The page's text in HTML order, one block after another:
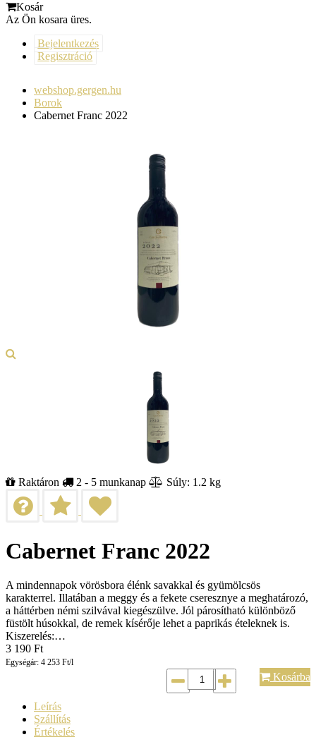
Kosár
Az Ön kosara üres.
Bejelentkezés
Regisztráció
webshop.gergen.hu
Borok
Cabernet Franc 2022
Raktáron 2 - 5 munkanap Súly: 1.2 kg
Cabernet Franc 2022
A mindennapok vörösbora élénk savakkal és gyümölcsös
karakterrel. Illatában a meggy és a fekete cseresznye a meghatározó,
a háttérben némi szilvával kiegészülve. Jól párosítható különböző
füstölt húsokkal, de remek kísérője lehet a paprikás ételeknek is.
Kiszerelés:…
3 190 Ft
Egységár: 4 253 Ft/l
Kosárba
Leírás
Szállítás
Értékelés